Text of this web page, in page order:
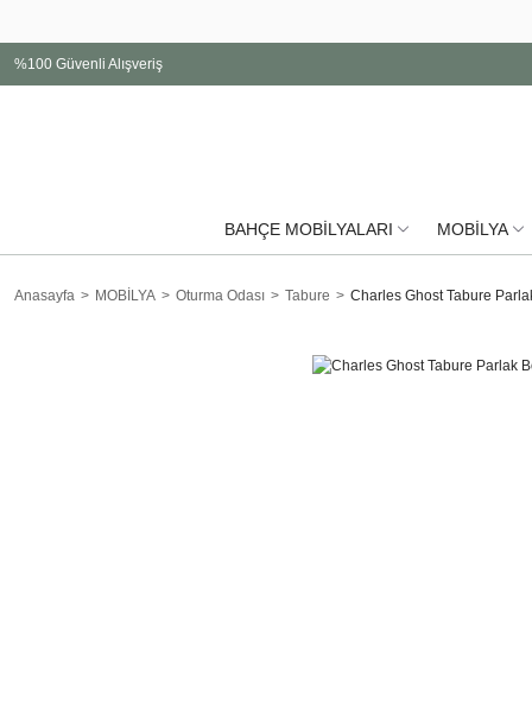
%100 Güvenli Alışveriş
BAHÇE MOBİLYALARI MOBİLYA
Anasayfa MOBİLYA Oturma Odası Tabure Charles Ghost Tabure